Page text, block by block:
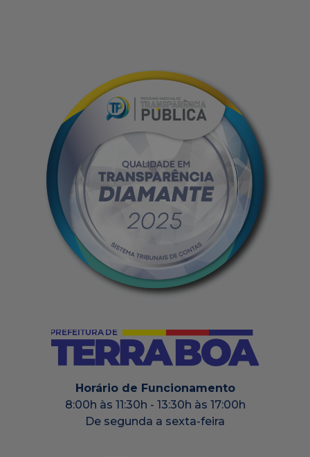
Horário de Funcionamento
8:00h às 11:30h - 13:30h às 17:00h
De segunda a sexta-feira